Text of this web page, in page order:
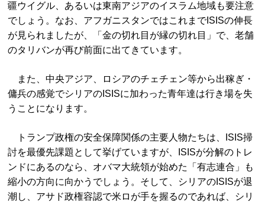
疆ウイグル、あるいは東南アジアのイスラム地域も要注意
でしょう。なお、アフガニスタンではこれまでISISの伸長
が見られましたが、「金の切れ目が縁の切れ目」で、老舗
のタリバンが再び前面に出てきています。
また、中央アジア、ロシアのチェチェン等から出稼ぎ・
傭兵の感覚でシリアのISISに加わった青年達は行き場を失
うことになります。
トランプ政権の安全保障関係の主要人物たちは、ISIS掃
討を最優先課題として挙げていますが、ISISが分解のトレ
ンドにあるのなら、オバマ大統領が始めた「有志連合」も
縮小の方向に向かうでしょう。そして、シリアのISISが退
潮し、アサド政権容認で米ロが手を握るのであれば、シリ